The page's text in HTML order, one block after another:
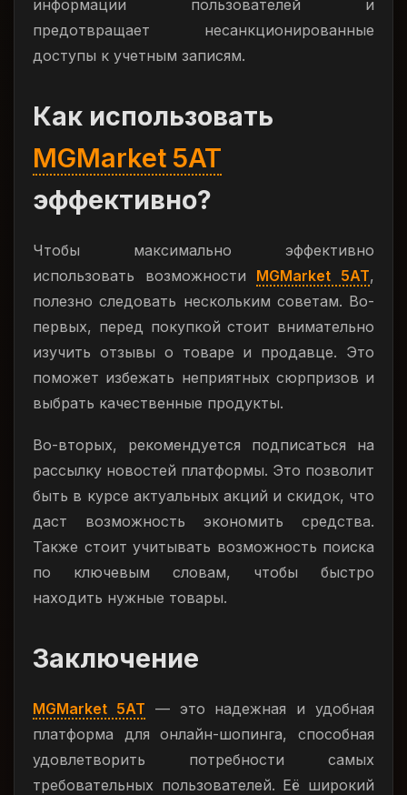
информации пользователей и
предотвращает несанкционированные
доступы к учетным записям.
Как использовать
MGMarket 5AT
эффективно?
Чтобы максимально эффективно
использовать возможности MGMarket 5AT,
полезно следовать нескольким советам. Во-
первых, перед покупкой стоит внимательно
изучить отзывы о товаре и продавце. Это
поможет избежать неприятных сюрпризов и
выбрать качественные продукты.
Во-вторых, рекомендуется подписаться на
рассылку новостей платформы. Это позволит
быть в курсе актуальных акций и скидок, что
даст возможность экономить средства.
Также стоит учитывать возможность поиска
по ключевым словам, чтобы быстро
находить нужные товары.
Заключение
MGMarket 5AT — это надежная и удобная
платформа для онлайн-шопинга, способная
удовлетворить потребности самых
требовательных пользователей. Её широкий